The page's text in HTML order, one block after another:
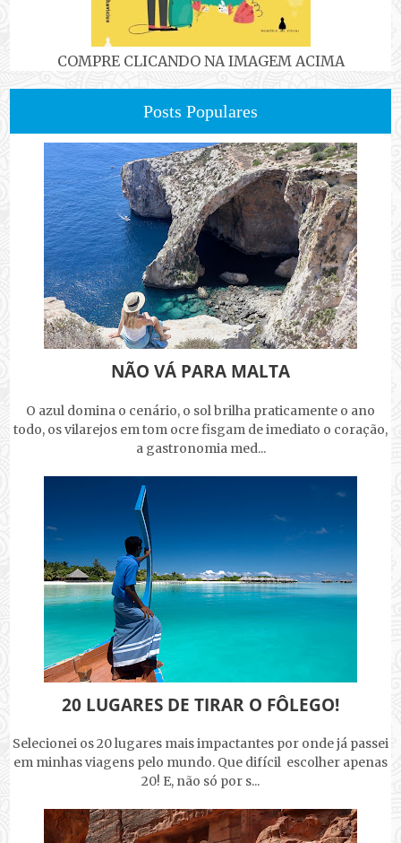
COMPRE CLICANDO NA IMAGEM ACIMA
Posts Populares
NÃO VÁ PARA MALTA
O azul domina o cenário, o sol brilha praticamente o ano
todo, os vilarejos em tom ocre fisgam de imediato o coração,
a gastronomia med...
20 LUGARES DE TIRAR O FÔLEGO!
Selecionei os 20 lugares mais impactantes por onde já passei
em minhas viagens pelo mundo. Que difícil escolher apenas
20! E, não só por s...